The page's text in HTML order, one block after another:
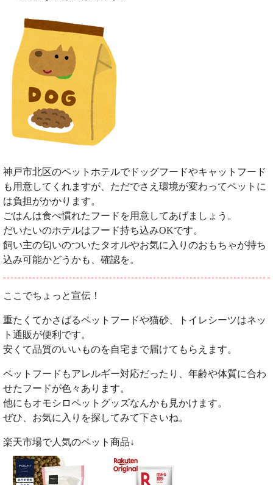
神戸市北区のペットホテルでドッグフードやキャットフード
も用意してくれますが、ただでさえ環境が変わってペットに
は負担がかかります。
ごはんは食べ慣れたフードを用意してあげましょう。
だいたいのホテルはフード持ち込みOKです。
飼い主の匂いのついたタオルやお気に入りのおもちゃが持ち
込み可能かどうかも、確認を。
ここでちょっと宣伝！
重たくてかさばるペットフードや猫砂、トイレシーツはネッ
ト通販が便利です。
安くて品質のいいものを自宅まで届けてもらえます。
ペットフードもアレルギー対応だったり、年齢や体質に合わ
せたフードが色々あります。
他にもオモシロペットグッズなんかも見かけます。
ぜひ、お気に入りを探してみて下さいね。
楽天市場で人気のペット商品↓